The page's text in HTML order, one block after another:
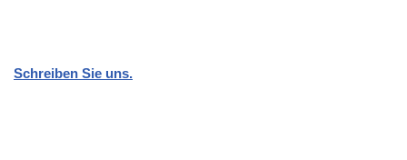
Schreiben Sie uns.